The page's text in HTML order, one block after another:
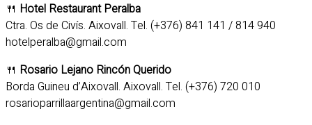
🍴 Hotel Restaurant Peralba
Ctra. Os de Civís. Aixovall. Tel. (+376) 841 141 / 814 940
hotelperalba@gmail.com
🍴 Rosario Lejano Rincón Querido
Borda Guineu d’Aixovall. Aixovall. Tel. (+376) 720 010
rosarioparrillaargentina@gmail.com